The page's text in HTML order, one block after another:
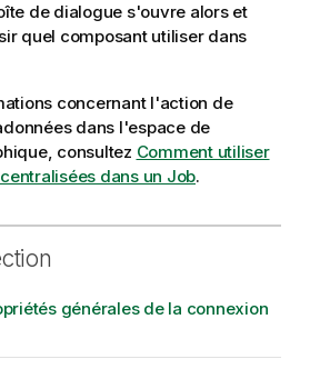
de dialogue s'ouvre alors et
quel composant utiliser dans
concernant l'action de
dans l'espace de
consultez Comment utiliser
dans un Job.
générales de la connexion